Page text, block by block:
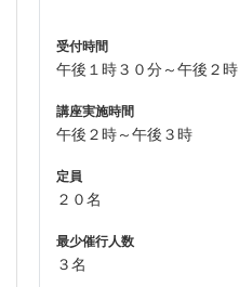
受付時間
午後１時３０分～午後２時
講座実施時間
午後２時～午後３時
定員
２０名
最少催行人数
３名